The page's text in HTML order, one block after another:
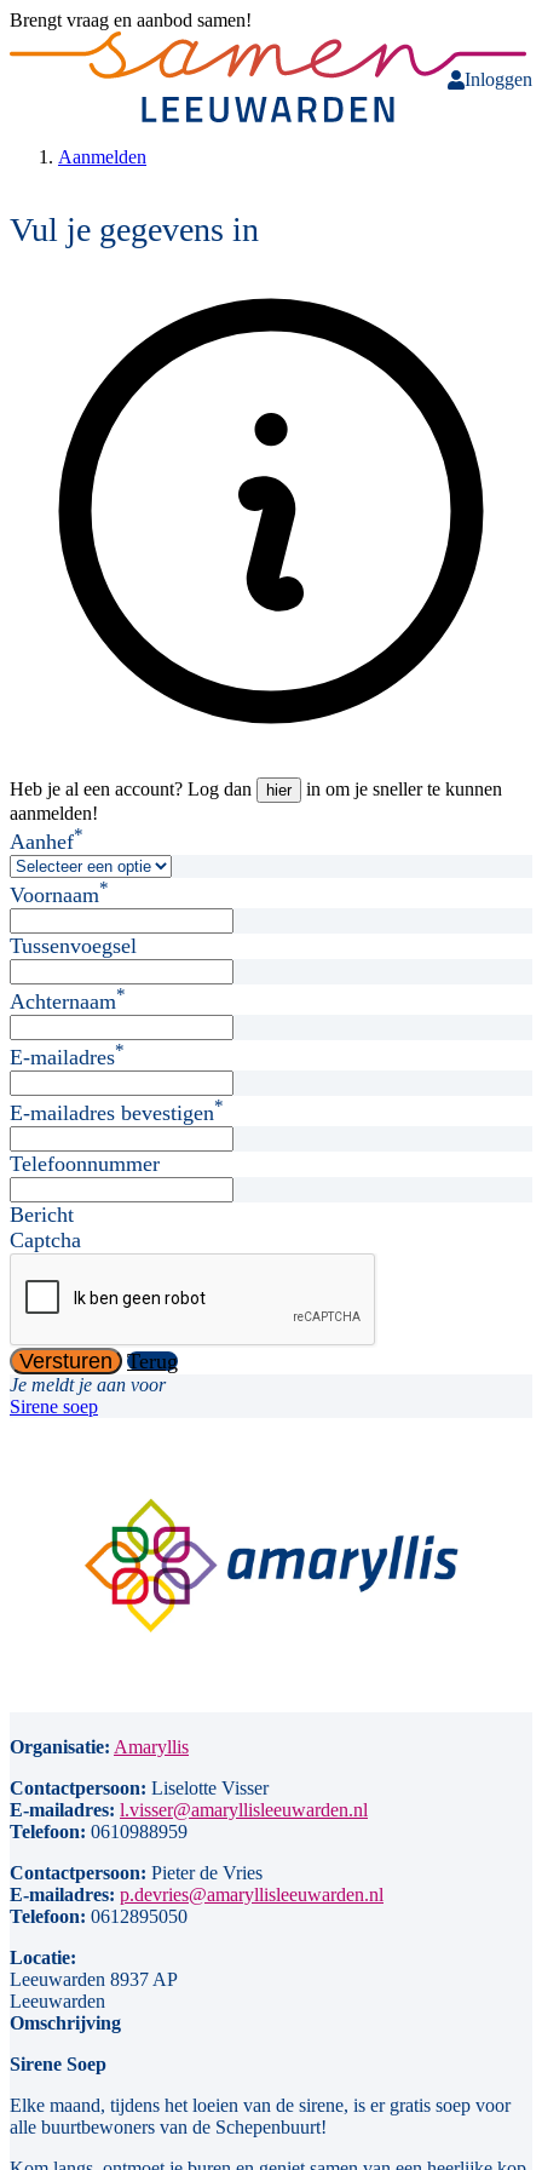
Brengt vraag en aanbod samen!
Inloggen
Aanmelden
Vul je gegevens in
Heb je al een account? Log dan hier
in om je sneller te kunnen
aanmelden!
Aanhef*
Voornaam*
Tussenvoegsel
Achternaam*
E-mailadres*
E-mailadres bevestigen*
Telefoonnummer
Bericht
Captcha
Versturen Terug
Je meldt je aan voor
Sirene soep
Organisatie: Amaryllis
Contactpersoon: Liselotte Visser
E-mailadres: l.visser@amaryllisleeuwarden.nl
Telefoon: 0610988959
Contactpersoon: Pieter de Vries
E-mailadres: p.devries@amaryllisleeuwarden.nl
Telefoon: 0612895050
Locatie:
Leeuwarden 8937 AP
Leeuwarden
Omschrijving
Sirene Soep
Elke maand, tijdens het loeien van de sirene, is er gratis soep voor
alle buurtbewoners van de Schepenbuurt!